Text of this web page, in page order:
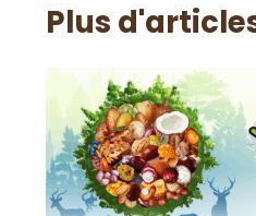
Plus